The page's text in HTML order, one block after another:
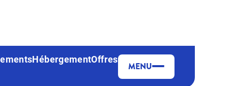
HébergementOffres
MENU